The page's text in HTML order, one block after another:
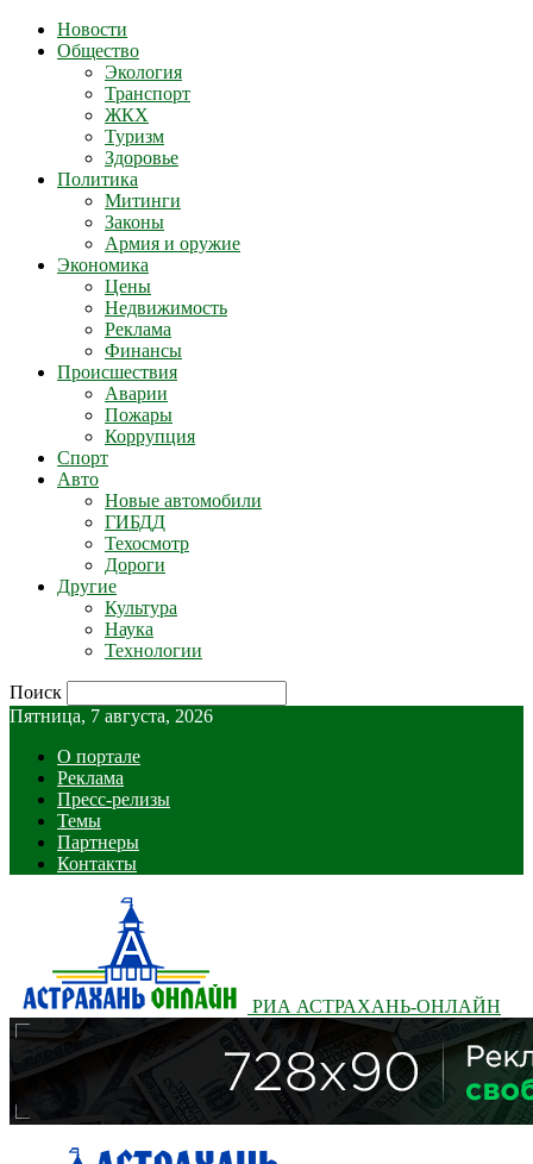
Новости
Общество
Экология
Транспорт
ЖКХ
Туризм
Здоровье
Политика
Митинги
Законы
Армия и оружие
Экономика
Цены
Недвижимость
Реклама
Финансы
Происшествия
Аварии
Пожары
Коррупция
Спорт
Авто
Новые автомобили
ГИБДД
Техосмотр
Дороги
Другие
Культура
Наука
Технологии
Поиск
Пятница, 7 августа, 2026
О портале
Реклама
Пресс-релизы
Темы
Партнеры
Контакты
РИА АСТРАХАНЬ-ОНЛАЙН